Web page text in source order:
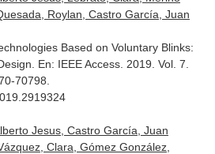
Roylan, Castro García, Juan
Based on Voluntary Blinks:
En: IEEE Access. 2019. Vol. 7.
70798.
Jesus, Castro García, Juan
Clara, Gómez González,